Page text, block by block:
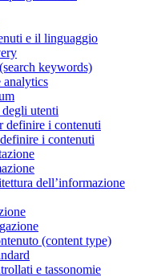
e il linguaggio
keywords)
analytics
utenti
definire i contenuti
i contenuti
dell’informazione
(content type)
e tassonomie